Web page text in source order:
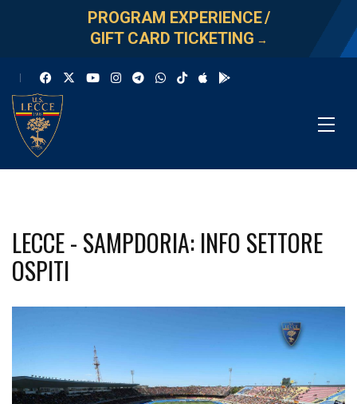
PROGRAM EXPERIENCE/
GIFT CARD TICKETING →
LECCE - SAMPDORIA: INFO SETTORE
OSPITI